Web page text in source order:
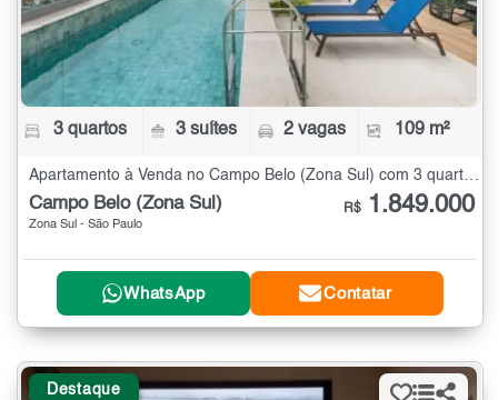
3 quartos 3 suítes 2 vagas 109 m²
Apartamento à Venda no Campo Belo (Zona Sul) com 3 quartos - 109 m²
Campo Belo (Zona Sul)
Zona Sul - São Paulo
R$ 1.849.000
WhatsApp Contatar
Destaque